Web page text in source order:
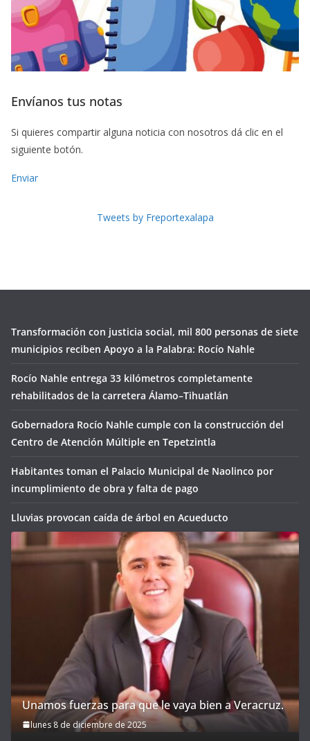
Envíanos tus notas
Si quieres compartir alguna noticia con nosotros dá clic en el
siguiente botón.
Enviar
Tweets by Freportexalapa
Transformación con justicia social, mil 800 personas de siete
municipios reciben Apoyo a la Palabra: Rocío Nahle
Rocío Nahle entrega 33 kilómetros completamente
rehabilitados de la carretera Álamo–Tihuatlán
Gobernadora Rocío Nahle cumple con la construcción del
Centro de Atención Múltiple en Tepetzintla
Habitantes toman el Palacio Municipal de Naolinco por
incumplimiento de obra y falta de pago
Lluvias provocan caída de árbol en Acueducto
Unamos fuerzas para que le vaya bien a Veracruz.
lunes 8 de diciembre de 2025